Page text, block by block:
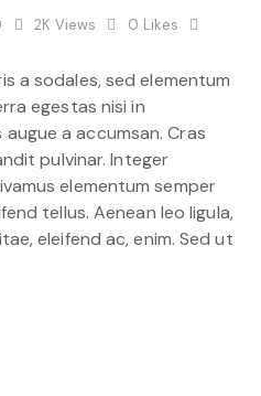
2K Views 0 Likes
a sodales, sed elementum
egestas nisi in
a accumsan. Cras
pulvinar. Integer
elementum semper
tellus. Aenean leo ligula,
eleifend ac, enim. Sed ut